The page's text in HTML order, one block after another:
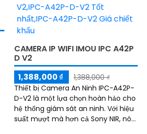
CAMERA IP WIFI IMOU IPC A42P
D V2
1,388,000 ₫
1,388,000 ₫
Thiết bị Camera An Ninh IPC-A42P-
D-V2 là một lựa chọn hoàn hảo cho
hệ thống giám sát an ninh. Với hiệu
suất mượt mà hơn cả Sony NIR, nó